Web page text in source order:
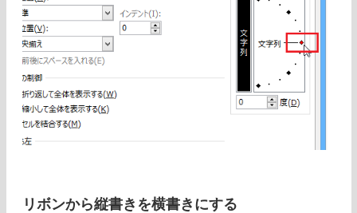
リボンから縦書きを横書きにする